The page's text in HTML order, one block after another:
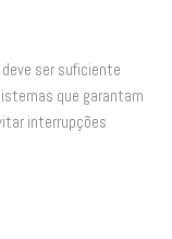
ser suficiente
que garantam
interrupções